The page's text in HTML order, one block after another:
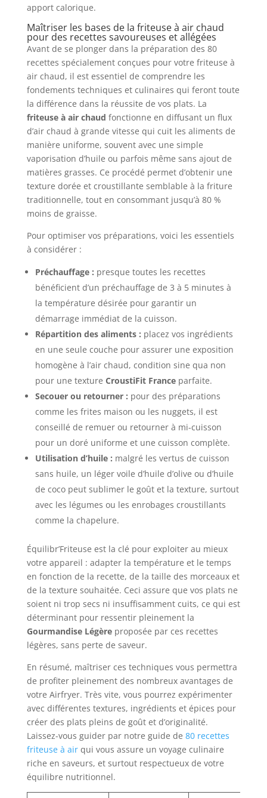
apport calorique.
Maîtriser les bases de la friteuse à air chaud
pour des recettes savoureuses et allégées
Avant de se plonger dans la préparation des 80
recettes spécialement conçues pour votre friteuse à
air chaud, il est essentiel de comprendre les
fondements techniques et culinaires qui feront toute
la différence dans la réussite de vos plats. La
friteuse à air chaud fonctionne en diffusant un flux
d’air chaud à grande vitesse qui cuit les aliments de
manière uniforme, souvent avec une simple
vaporisation d’huile ou parfois même sans ajout de
matières grasses. Ce procédé permet d’obtenir une
texture dorée et croustillante semblable à la friture
traditionnelle, tout en consommant jusqu’à 80 %
moins de graisse.
Pour optimiser vos préparations, voici les essentiels
à considérer :
Préchauffage : presque toutes les recettes
bénéficient d’un préchauffage de 3 à 5 minutes à
la température désirée pour garantir un
démarrage immédiat de la cuisson.
Répartition des aliments : placez vos ingrédients
en une seule couche pour assurer une exposition
homogène à l’air chaud, condition sine qua non
pour une texture CroustiFit Franceparfaite.
Secouer ou retourner : pour des préparations
comme les frites maison ou les nuggets, il est
conseillé de remuer ou retourner à mi-cuisson
pour un doré uniforme et une cuisson complète.
Utilisation d’huile : malgré les vertus de cuisson
sans huile, un léger voile d’huile d’olive ou d’huile
de coco peut sublimer le goût et la texture, surtout
avec les légumes ou les enrobages croustillants
comme la chapelure.
Équilibr’Friteuse est la clé pour exploiter au mieux
votre appareil : adapter la température et le temps
en fonction de la recette, de la taille des morceaux et
de la texture souhaitée. Ceci assure que vos plats ne
soient ni trop secs ni insuffisamment cuits, ce qui est
déterminant pour ressentir pleinement la
Gourmandise Légèreproposée par ces recettes
légères, sans perte de saveur.
En résumé, maîtriser ces techniques vous permettra
de profiter pleinement des nombreux avantages de
votre Airfryer. Très vite, vous pourrez expérimenter
avec différentes textures, ingrédients et épices pour
créer des plats pleins de goût et d’originalité.
Laissez-vous guider par notre guide de 80 recettes
friteuse à airqui vous assure un voyage culinaire
riche en saveurs, et surtout respectueux de votre
équilibre nutritionnel.